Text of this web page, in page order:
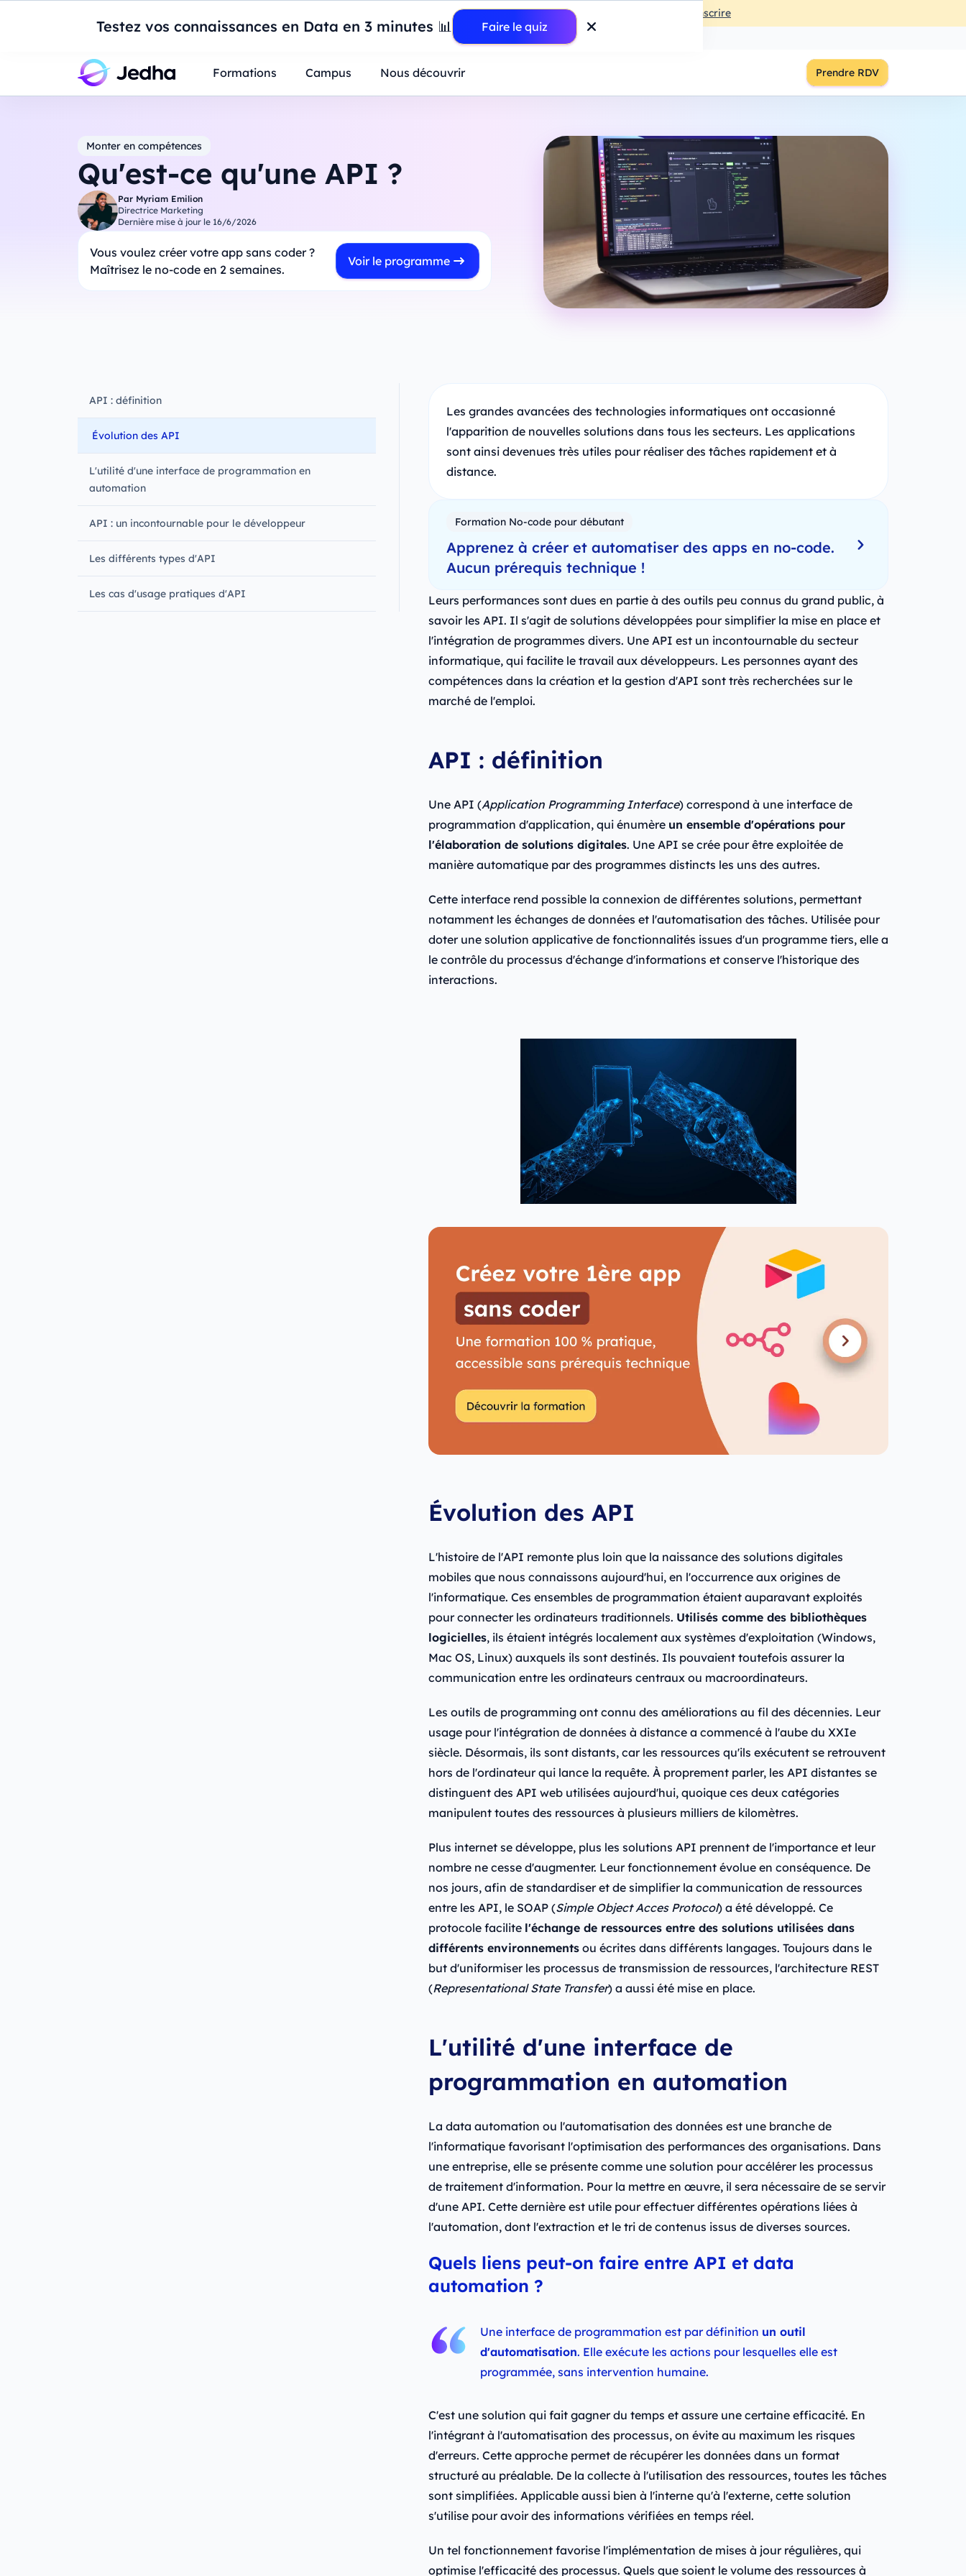
Introduction à Power BI : construisez votre premier dashboard de A à Z
S'inscrire
Formations Campus Nous découvrir Prendre RDV
Testez vos connaissances en Data en 3 minutes 📊 Faire le quiz
Monter en compétences
Qu'est-ce qu'une API ?
Par Myriam Emilion
Directrice Marketing
Dernière mise à jour le 16/6/2026
Vous voulez créer votre app sans coder ?
Maîtrisez le no-code en 2 semaines.
Voir le programme
API : définition
Évolution des API
L'utilité d'une interface de programmation en
automation
API : un incontournable pour le développeur
Les différents types d'API
Les cas d'usage pratiques d'API
Les grandes avancées des technologies informatiques ont occasionné
l'apparition de nouvelles solutions dans tous les secteurs. Les applications
sont ainsi devenues très utiles pour réaliser des tâches rapidement et à
distance.
Formation No-code pour débutant
Apprenez à créer et automatiser des apps en no-code.
Aucun prérequis technique !
Leurs performances sont dues en partie à des outils peu connus du grand public, à
savoir les API. Il s'agit de solutions développées pour simplifier la mise en place et
l'intégration de programmes divers. Une API est un incontournable du secteur
informatique, qui facilite le travail aux développeurs. Les personnes ayant des
compétences dans la création et la gestion d'API sont très recherchées sur le
marché de l'emploi.
API : définition
Une API (Application Programming Interface) correspond à une interface de
programmation d'application, qui énumère un ensemble d'opérations pour
l'élaboration de solutions digitales. Une API se crée pour être exploitée de
manière automatique par des programmes distincts les uns des autres.
Cette interface rend possible la connexion de différentes solutions, permettant
notamment les échanges de données et l'automatisation des tâches. Utilisée pour
doter une solution applicative de fonctionnalités issues d'un programme tiers, elle a
le contrôle du processus d'échange d'informations et conserve l'historique des
interactions.
Évolution des API
L'histoire de l'API remonte plus loin que la naissance des solutions digitales
mobiles que nous connaissons aujourd'hui, en l'occurrence aux origines de
l'informatique. Ces ensembles de programmation étaient auparavant exploités
pour connecter les ordinateurs traditionnels. Utilisés comme des bibliothèques
logicielles, ils étaient intégrés localement aux systèmes d'exploitation (Windows,
Mac OS, Linux) auxquels ils sont destinés. Ils pouvaient toutefois assurer la
communication entre les ordinateurs centraux ou macroordinateurs.
Les outils de programming ont connu des améliorations au fil des décennies. Leur
usage pour l'intégration de données à distance a commencé à l'aube du XXIe
siècle. Désormais, ils sont distants, car les ressources qu'ils exécutent se retrouvent
hors de l'ordinateur qui lance la requête. À proprement parler, les API distantes se
distinguent des API web utilisées aujourd'hui, quoique ces deux catégories
manipulent toutes des ressources à plusieurs milliers de kilomètres.
Plus internet se développe, plus les solutions API prennent de l'importance et leur
nombre ne cesse d'augmenter. Leur fonctionnement évolue en conséquence. De
nos jours, afin de standardiser et de simplifier la communication de ressources
entre les API, le SOAP (Simple Object Acces Protocol) a été développé. Ce
protocole facilite l'échange de ressources entre des solutions utilisées dans
différents environnementsou écrites dans différents langages. Toujours dans le
but d'uniformiser les processus de transmission de ressources, l'architecture REST
(Representational State Transfer) a aussi été mise en place.
L'utilité d'une interface de
programmation en automation
La data automation ou l'automatisation des données est une branche de
l'informatique favorisant l'optimisation des performances des organisations. Dans
une entreprise, elle se présente comme une solution pour accélérer les processus
de traitement d'information. Pour la mettre en œuvre, il sera nécessaire de se servir
d'une API. Cette dernière est utile pour effectuer différentes opérations liées à
l'automation, dont l'extraction et le tri de contenus issus de diverses sources.
Quels liens peut-on faire entre API et data
automation ?
Une interface de programmation est par définition un outil
d'automatisation. Elle exécute les actions pour lesquelles elle est
programmée, sans intervention humaine.
C'est une solution qui fait gagner du temps et assure une certaine efficacité. En
l'intégrant à l'automatisation des processus, on évite au maximum les risques
d'erreurs. Cette approche permet de récupérer les données dans un format
structuré au préalable. De la collecte à l'utilisation des ressources, toutes les tâches
sont simplifiées. Applicable aussi bien à l'interne qu'à l'externe, cette solution
s'utilise pour avoir des informations vérifiées en temps réel.
Un tel fonctionnement favorise l'implémentation de mises à jour régulières, qui
optimise l'efficacité des processus. Quels que soient le volume des ressources à